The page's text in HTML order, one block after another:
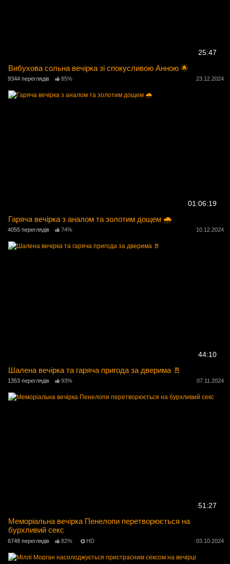
25:47
Вибухова сольна вечірка зі спокусливою Анною 🌟
9344 переглядів 85% 23.12.2024
01:06:19
Гаряча вечірка з аналом та золотим дощем 🌧️
4055 переглядів 74% 10.12.2024
44:10
Шалена вечірка та гаряча пригода за дверима 🚪
1353 переглядів 93% 07.11.2024
51:27
Меморіальна вечірка Пенелопи перетворюється на
бурхливий секс
6748 переглядів 82% HD 03.10.2024